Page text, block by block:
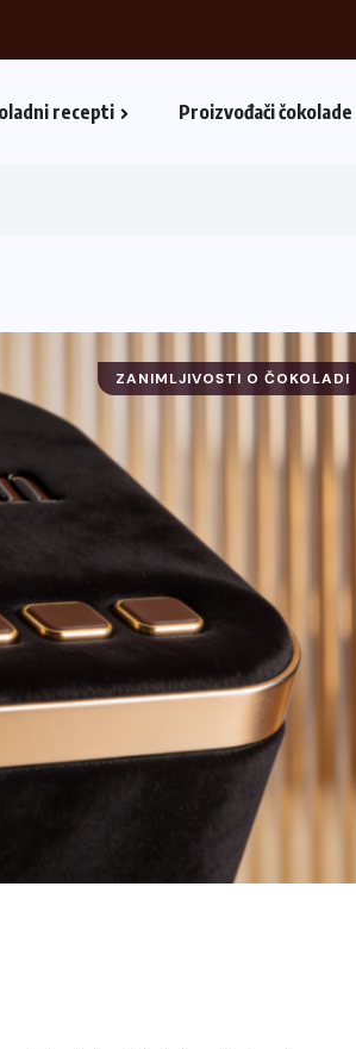
recepti Proizvođači čokolade
ZANIMLJIVOSTI O ČOKOLADI